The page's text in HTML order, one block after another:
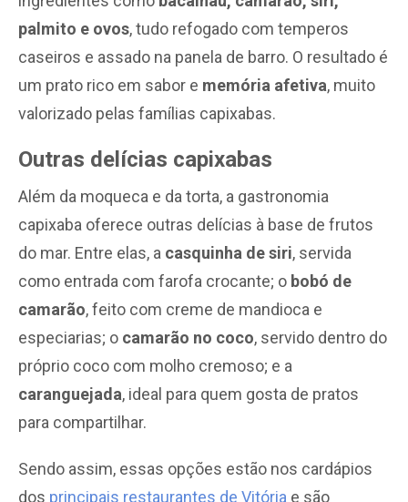
palmito e ovos, tudo refogado com temperos
caseiros e assado na panela de barro. O resultado é
um prato rico em sabor e memória afetiva, muito
valorizado pelas famílias capixabas.
Outras delícias capixabas
Além da moqueca e da torta, a gastronomia
capixaba oferece outras delícias à base de frutos
do mar. Entre elas, a casquinha de siri, servida
como entrada com farofa crocante; o bobó de
camarão, feito com creme de mandioca e
especiarias; o camarão no coco, servido dentro do
próprio coco com molho cremoso; e a
caranguejada, ideal para quem gosta de pratos
para compartilhar.
Sendo assim, essas opções estão nos cardápios
dos principais restaurantes de Vitória e são